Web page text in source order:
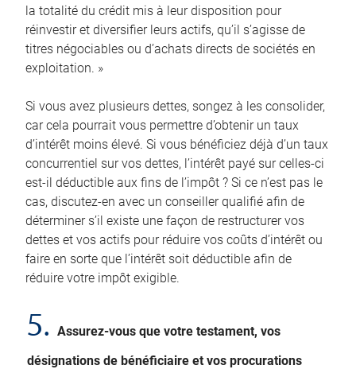
la totalité du crédit mis à leur disposition pour
réinvestir et diversifier leurs actifs, qu’il s’agisse de
titres négociables ou d’achats directs de sociétés en
exploitation. »
Si vous avez plusieurs dettes, songez à les consolider,
car cela pourrait vous permettre d’obtenir un taux
d’intérêt moins élevé. Si vous bénéficiez déjà d’un taux
concurrentiel sur vos dettes, l’intérêt payé sur celles-ci
est-il déductible aux fins de l’impôt ? Si ce n’est pas le
cas, discutez-en avec un conseiller qualifié afin de
déterminer s’il existe une façon de restructurer vos
dettes et vos actifs pour réduire vos coûts d’intérêt ou
faire en sorte que l’intérêt soit déductible afin de
réduire votre impôt exigible.
5. Assurez-vous que votre testament, vos
désignations de bénéficiaire et vos procurations